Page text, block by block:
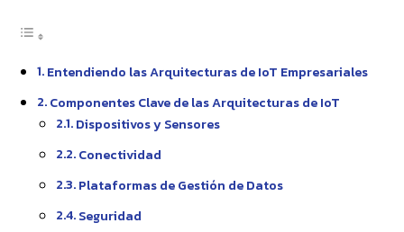
Entendiendo las Arquitecturas de IoT Empresariales
Componentes Clave de las Arquitecturas de IoT
Dispositivos y Sensores
Conectividad
Plataformas de Gestión de Datos
Seguridad